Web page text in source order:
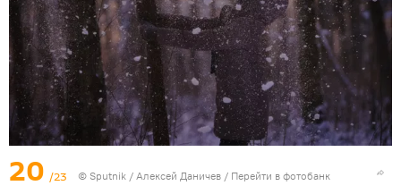
20 /23 © Sputnik / Алексей Даничев / Перейти в фотобанк